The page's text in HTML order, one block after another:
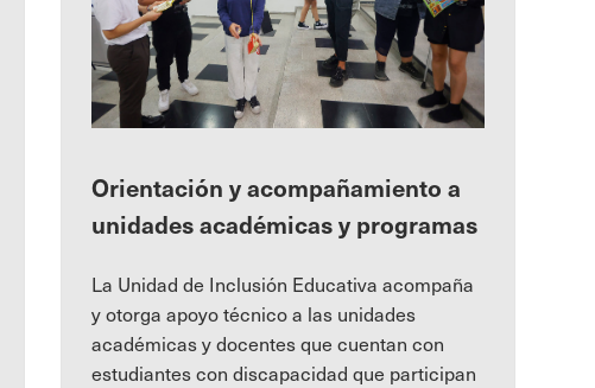
Orientación y acompañamiento a
unidades académicas y programas
La Unidad de Inclusión Educativa acompaña
y otorga apoyo técnico a las unidades
académicas y docentes que cuentan con
estudiantes con discapacidad que participan